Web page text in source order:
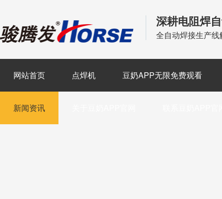
深耕电阻焊
全自动焊接生产
网站首页 点焊机 豆奶APP无限免费观看
新闻资讯